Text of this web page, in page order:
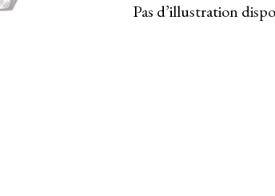
Pas d’illustration